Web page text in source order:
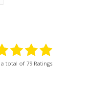
total of 79 Ratings